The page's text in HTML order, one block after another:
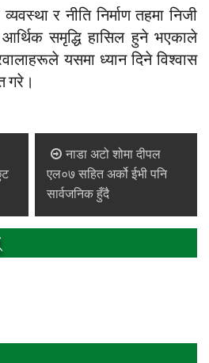
र नीति निर्माण तहमा निजी
समृद्धि हासिल हुने भएकाले
यसमा ध्यान दिने विश्वास
गरे।
नाडा अटो शोमा दीपल
एल०७ सहित अर्को ईभी पनि
सार्वजनिक हुँदै